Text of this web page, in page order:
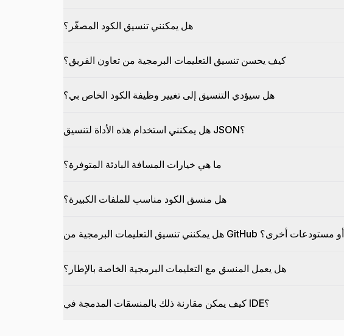
هل يمكنني تنسيق الكود المصغّر؟
كيف يحسن تنسيق التعليمات البرمجية من تعاون الفريق؟
هل سيؤدي التنسيق إلى تغيير وظيفة الكود الخاص بي؟
هل يمكنني استخدام هذه الأداة لتنسيق JSON؟
ما هي خيارات المسافة البادئة المتوفرة؟
هل منسق الكود مناسب للملفات الكبيرة؟
هل يمكنني تنسيق التعليمات البرمجية من GitHub أو مستودعات أخرى؟
هل يعمل المنسق مع التعليمات البرمجية الخاصة بالإطار؟
كيف يمكن مقارنة ذلك بالمنسقات المدمجة في IDE؟